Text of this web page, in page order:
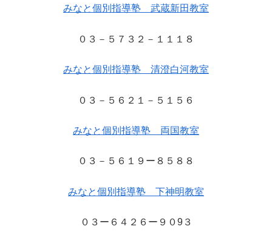
みなと個別指導塾 武蔵新田教室
０３－５７３２－１１１８
みなと個別指導塾 清澄白河教室
０３－５６２１－５１５６
みなと個別指導塾 両国教室
０３－５６１９ー８５８８
みなと個別指導塾 下神明教室
０３ー６４２６ー９０9３